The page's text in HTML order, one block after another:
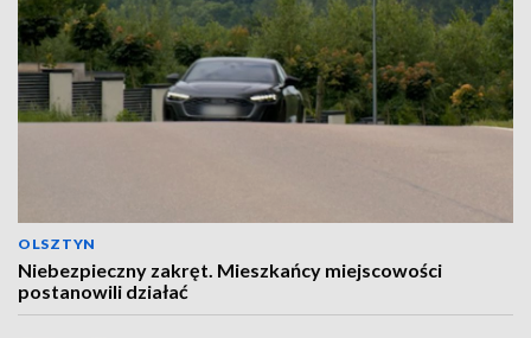
OLSZTYN
Niebezpieczny zakręt. Mieszkańcy miejscowości
postanowili działać